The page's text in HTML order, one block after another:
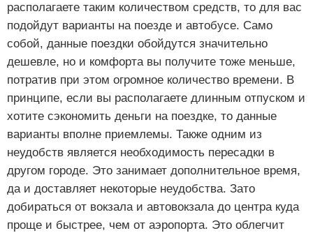
располагаете таким количеством средств, то для вас
подойдут варианты на поезде и автобусе. Само
собой, данные поездки обойдутся значительно
дешевле, но и комфорта вы получите тоже меньше,
потратив при этом огромное количество времени. В
принципе, если вы располагаете длинным отпуском и
хотите сэкономить деньги на поездке, то данные
варианты вполне приемлемы. Также одним из
неудобств является необходимость пересадки в
другом городе. Это занимает дополнительное время,
да и доставляет некоторые неудобства. Зато
добираться от вокзала и автовокзала до центра куда
проще и быстрее, чем от аэропорта. Это облегчит